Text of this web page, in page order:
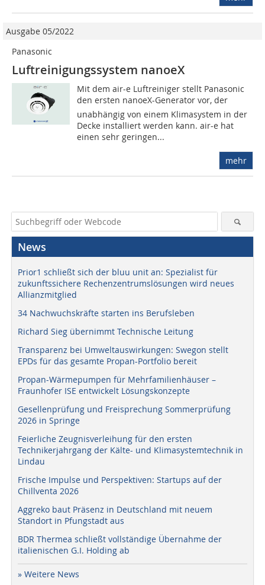
Ausgabe 05/2022
Panasonic
Luftreinigungssystem nanoeX
Mit dem air-e Luftreiniger stellt Panasonic
den ersten nanoeX-Generator vor, der
unabhängig von einem Klimasystem in der
Decke installiert werden kann. air-e hat
einen sehr geringen...
mehr
News
Prior1 schließt sich der bluu unit an: Spezialist für
zukunftssichere Rechenzentrumslösungen wird neues
Allianzmitglied
34 Nachwuchskräfte starten ins Berufsleben
Richard Sieg übernimmt Technische Leitung
Transparenz bei Umweltauswirkungen: Swegon stellt
EPDs für das gesamte Propan-Portfolio bereit
Propan-Wärmepumpen für Mehrfamilienhäuser –
Fraunhofer ISE entwickelt Lösungskonzepte
Gesellenprüfung und Freisprechung Sommerprüfung
2026 in Springe
Feierliche Zeugnisverleihung für den ersten
Technikerjahrgang der Kälte- und Klimasystemtechnik in
Lindau
Frische Impulse und Perspektiven: Startups auf der
Chillventa 2026
Aggreko baut Präsenz in Deutschland mit neuem
Standort in Pfungstadt aus
BDR Thermea schließt vollständige Übernahme der
italienischen G.I. Holding ab
» Weitere News